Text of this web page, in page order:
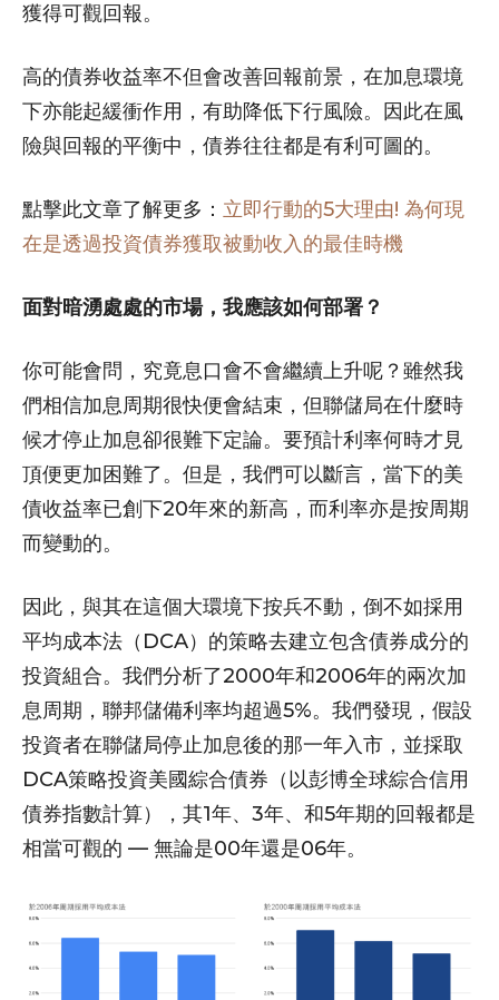
獲得可觀回報。
高的債券收益率不但會改善回報前景，在加息環境
下亦能起緩衝作用，有助降低下行風險。因此在風
險與回報的平衡中，債券往往都是有利可圖的。
點擊此文章了解更多： 立即行動的5大理由! 為何現
在是透過投資債券獲取被動收入的最佳時機
面對暗湧處處的市場，我應該如何部署？
你可能會問，究竟息口會不會繼續上升呢？雖然我
們相信加息周期很快便會結束，但聯儲局在什麼時
候才停止加息卻很難下定論。要預計利率何時才見
頂便更加困難了。但是，我們可以斷言，當下的美
債收益率已創下20年來的新高，而利率亦是按周期
而變動的。
因此，與其在這個大環境下按兵不動，倒不如採用
平均成本法（DCA）的策略去建立包含債券成分的
投資組合。我們分析了2000年和2006年的兩次加
息周期，聯邦儲備利率均超過5%。我們發現，假設
投資者在聯儲局停止加息後的那一年入市，並採取
DCA策略投資美國綜合債券（以彭博全球綜合信用
債券指數計算），其1年、3年、和5年期的回報都是
相當可觀的 — 無論是00年還是06年。